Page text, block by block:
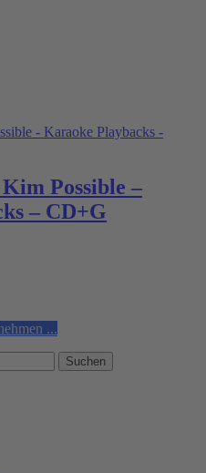
Kim Possible –
– CD+G
...